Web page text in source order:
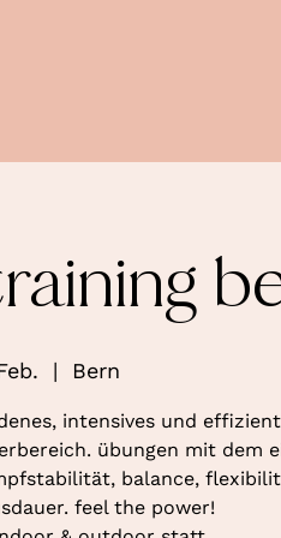
  |
Bern
intensives und
übungen mit dem
balance,
feel the power!